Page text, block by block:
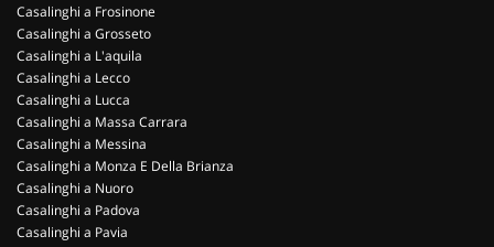
Casalinghi a Frosinone
Casalinghi a Grosseto
Casalinghi a L'aquila
Casalinghi a Lecco
Casalinghi a Lucca
Casalinghi a Massa Carrara
Casalinghi a Messina
Casalinghi a Monza E Della Brianza
Casalinghi a Nuoro
Casalinghi a Padova
Casalinghi a Pavia